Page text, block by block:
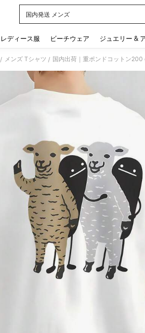
国内発送 メンズ
レディース服 ビーチウェア ジュエリー &
/ メンズ Tシャツ / 国内出荷｜重ポンドコットン